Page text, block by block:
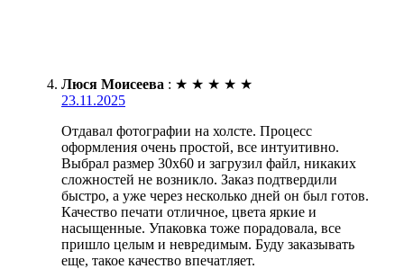
Люся Моисеева : ★ ★ ★ ★ ★
23.11.2025
Отдавал фотографии на холсте. Процесс
оформления очень простой, все интуитивно.
Выбрал размер 30х60 и загрузил файл, никаких
сложностей не возникло. Заказ подтвердили
быстро, а уже через несколько дней он был готов.
Качество печати отличное, цвета яркие и
насыщенные. Упаковка тоже порадовала, все
пришло целым и невредимым. Буду заказывать
еще, такое качество впечатляет.